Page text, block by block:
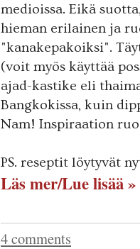
medioissa. Eikä
hieman erilainen ja
"kanakepakoiksi".
(voit myös käyttää
ajad-kastike eli
Bangkokissa, kuin
Nam! Inspiraation
PS. reseptit löytyvät
Läs mer/Lue lisää »
4 comments